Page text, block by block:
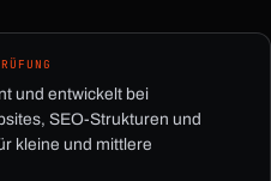
und entwickelt bei
SEO-Strukturen und
kleine und mittlere